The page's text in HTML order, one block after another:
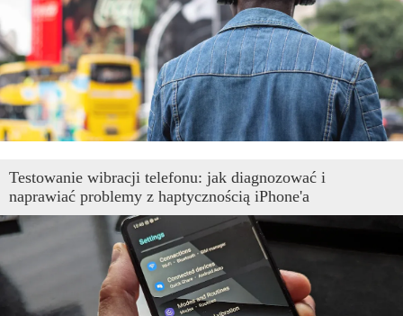
Testowanie wibracji telefonu: jak diagnozować i
naprawiać problemy z haptycznością iPhone'a